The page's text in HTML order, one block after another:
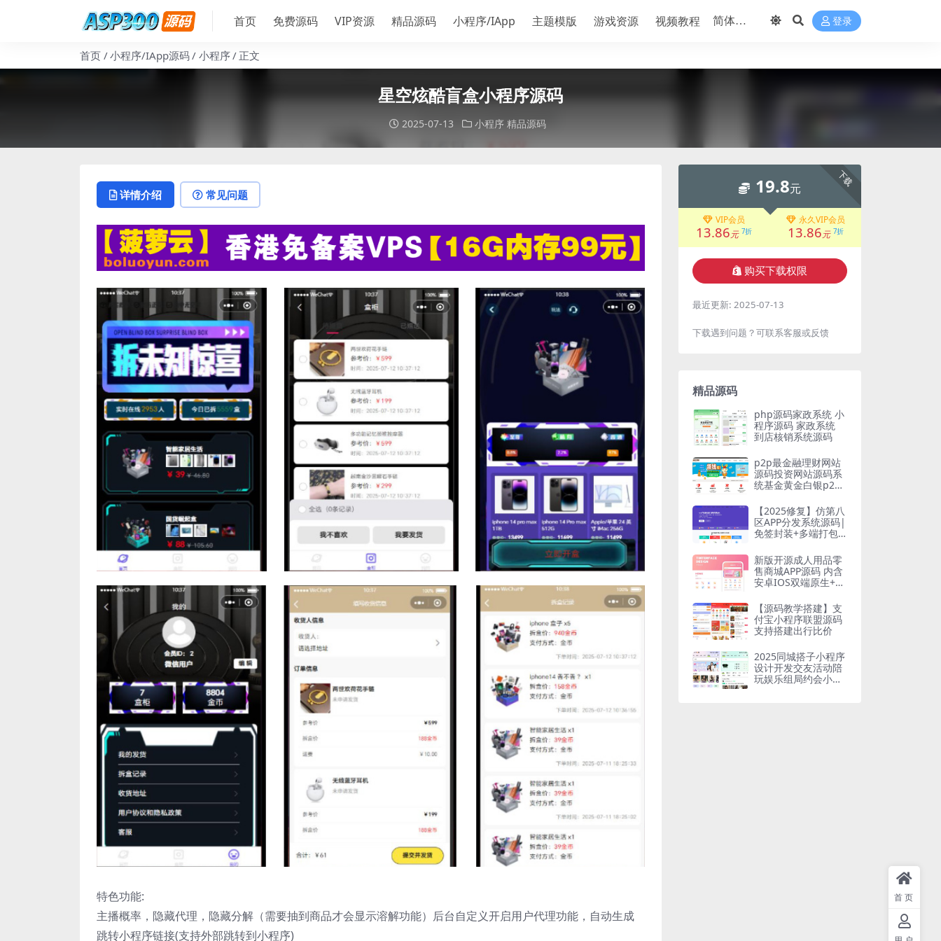
首页 免费源码 VIP资源 精品源码 小程序/IApp 主题模版 游戏资源 视频教程 登录
首页 小程序/IApp源码 小程序 正文
星空炫酷盲盒小程序源码
2025-07-13 小程序 精品源码
详情介绍 常见问题
特色功能:
主播概率，隐藏代理，隐藏分解（需要抽到商品才会显示溶解功能）后台自定义开启用户代理功能，自动生成
跳转小程序链接(支持外部跳转到小程序)
下载
19.8元
VIP会员
13.86元 7折
永久VIP会员
13.86元 7折
购买下载权限
最近更新: 2025-07-13
下载遇到问题？可联系客服或反馈
精品源码
php源码家政系统 小
程序源码 家政系统
到店核销系统源码
p2p最金融理财网站
源码投资网站源码系
统基金黄金白银p2p
言【2025修复】仿第八
区APP分发系统源码|
免签封装+多端打包|
发+企业
新版开源成人用品零
售商城APP源码 内含
安卓IOS双端原生+小
【源码教学搭建】支
付宝小程序联盟源码
支持搭建出行比价
2025同城搭子小程序
设计开发交友活动陪
玩娱乐组局约会小程
首页